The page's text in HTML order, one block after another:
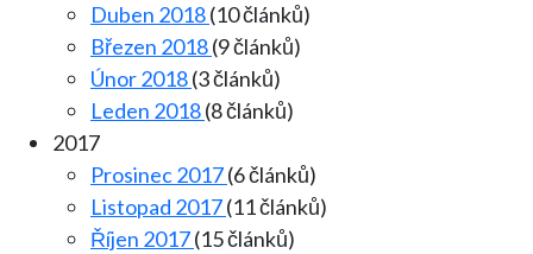
Duben 2018(10 článků)
Březen 2018(9 článků)
Únor 2018(3 článků)
Leden 2018(8 článků)
2017
Prosinec 2017(6 článků)
Listopad 2017(11 článků)
Říjen 2017(15 článků)